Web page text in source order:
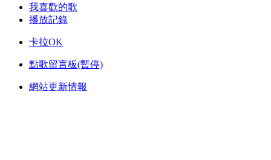
我喜歡的歌
播放記錄
卡拉OK
點歌留言板(暫停)
網站更新情報